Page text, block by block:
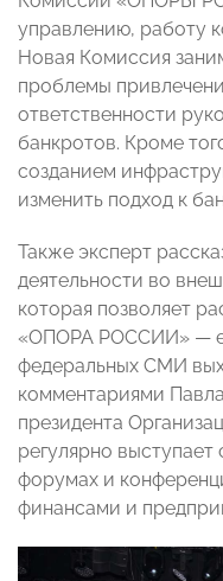
управлению, работу
Новая Комиссия
проблемы
ответственности
банкротов. Кроме
созданием
изменить подход к
Также эксперт
деятельности во
которая позволяет
«ОПОРА РОССИИ» —
федеральных СМИ
комментариями
президента
регулярно
форумах и
финансами и